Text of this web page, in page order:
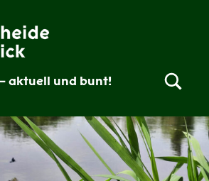
aktuell und bunt!